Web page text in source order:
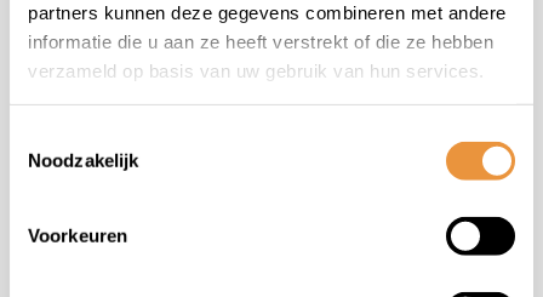
partners kunnen deze gegevens combineren met andere
informatie die u aan ze heeft verstrekt of die ze hebben
verzameld op basis van uw gebruik van hun services.
Noodzakelijk
Voorkeuren
+31 78 780 2330
info@artsloten.nl